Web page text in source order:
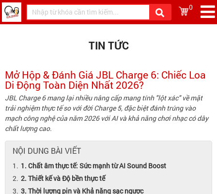
0
TIN TỨC
Mở Hộp & Đánh Giá JBL Charge 6: Chiếc Loa
Di Động Toàn Diện Nhất 2026?
JBL Charge 6 mang lại nhiều nâng cấp mang tính "lột xác" về mặt
trải nghiệm thực tế so với đời Charge 5, đặc biệt đánh trúng vào
mạch công nghệ của năm 2026 với AI và khả năng chơi nhạc có dây
chất lượng cao.
NỘI DUNG BÀI VIẾT
1. Chất âm thực tế: Sức mạnh từ AI Sound Boost
2. Thiết kế và Độ bền thực tế
3. Thời lượng pin và Khả năng sạc ngược